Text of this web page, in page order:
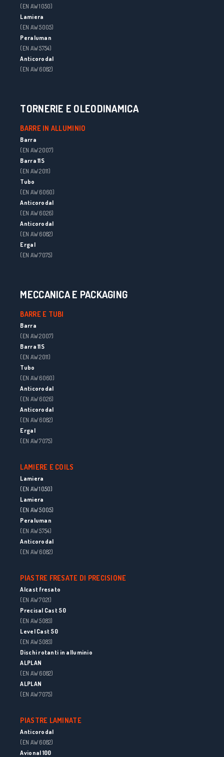
(EN AW 1050)
Lamiera
(EN AW 5005)
Peraluman
(EN AW 5754)
Anticorodal
(EN AW 6082)
TORNERIE E OLEODINAMICA
BARRE IN ALLUMINIO
Barra
(EN AW 2007)
Barra 11S
(EN AW 2011)
Tubo
(EN AW 6060)
Anticorodal
(EN AW 6026)
Anticorodal
(EN AW 6082)
Ergal
(EN AW 7075)
MECCANICA E PACKAGING
BARRE E TUBI
Barra
(EN AW 2007)
Barra 11S
(EN AW 2011)
Tubo
(EN AW 6060)
Anticorodal
(EN AW 6026)
Anticorodal
(EN AW 6082)
Ergal
(EN AW 7075)
LAMIERE E COILS
Lamiera
(EN AW 1050)
Lamiera
(EN AW 5005)
Peraluman
(EN AW 5754)
Anticorodal
(EN AW 6082)
PIASTRE FRESATE DI PRECISIONE
Alcast fresato
(EN AW 7021)
Precisal Cast 50
(EN AW 5083)
Level Cast 50
(EN AW 5083)
Dischi rotanti in alluminio
ALPLAN
(EN AW 6082)
ALPLAN
(EN AW 7075)
PIASTRE LAMINATE
Anticorodal
(EN AW 6082)
Avional 100